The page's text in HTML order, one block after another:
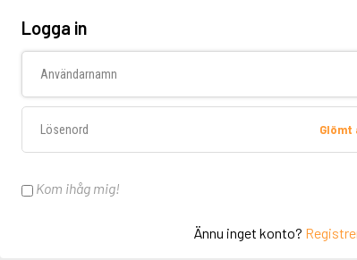
Logga in
Glömt
Kom ihåg mig!
Ännu inget konto?